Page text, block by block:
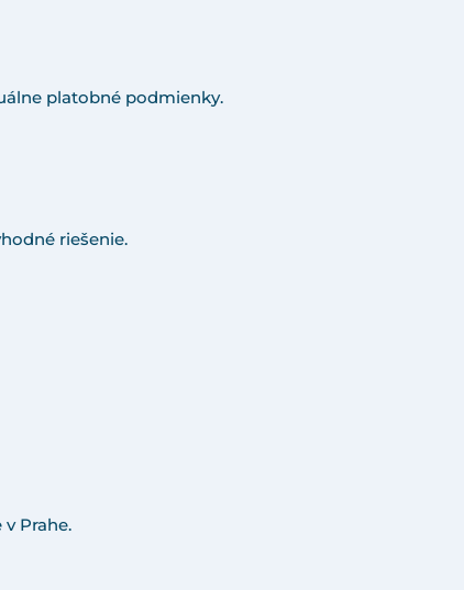
platobné podmienky.
riešenie.
Prahe.